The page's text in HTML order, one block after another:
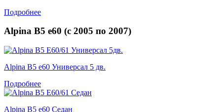
Подробнее
Alpina B5 e60 (с 2005 по 2007)
Alpina B5 e60 Универсал 5 дв.
Подробнее
Alpina B5 e60 Седан